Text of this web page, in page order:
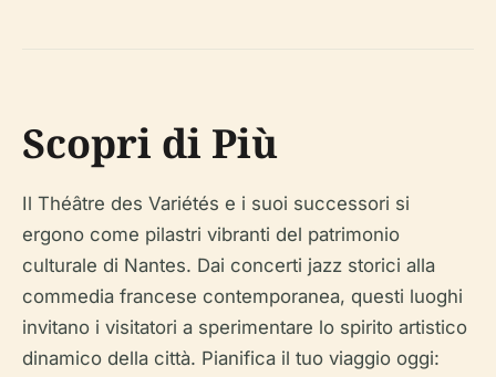
Scopri di Più
Il Théâtre des Variétés e i suoi successori si
ergono come pilastri vibranti del patrimonio
culturale di Nantes. Dai concerti jazz storici alla
commedia francese contemporanea, questi luoghi
invitano i visitatori a sperimentare lo spirito artistico
dinamico della città. Pianifica il tuo viaggio oggi: